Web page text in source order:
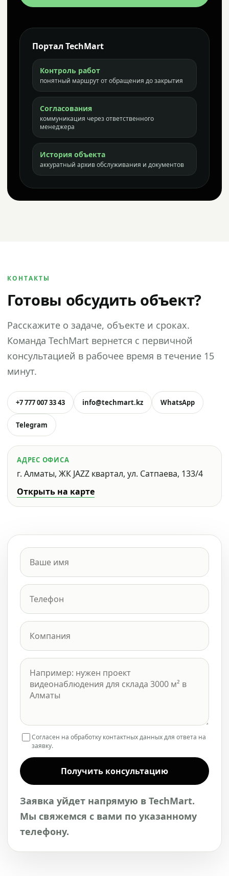
Портал TechMart
Контроль работ
понятный маршрут от обращения до закрытия
Согласования
коммуникация через ответственного
менеджера
История объекта
аккуратный архив обслуживания и документов
КОНТАКТЫ
Готовы обсудить объект?
Расскажите о задаче, объекте и сроках.
Команда TechMart вернется с первичной
консультацией в рабочее время в течение 15
минут.
+7 777 007 33 43 info@techmart.kz WhatsApp
Telegram
АДРЕС ОФИСА
г. Алматы, ЖК JAZZ квартал, ул. Сатпаева, 133/4
Открыть на карте
Согласен на обработку контактных данных для ответа на
заявку.
Получить консультацию
Заявка уйдет напрямую в TechMart.
Мы свяжемся с вами по указанному
телефону.